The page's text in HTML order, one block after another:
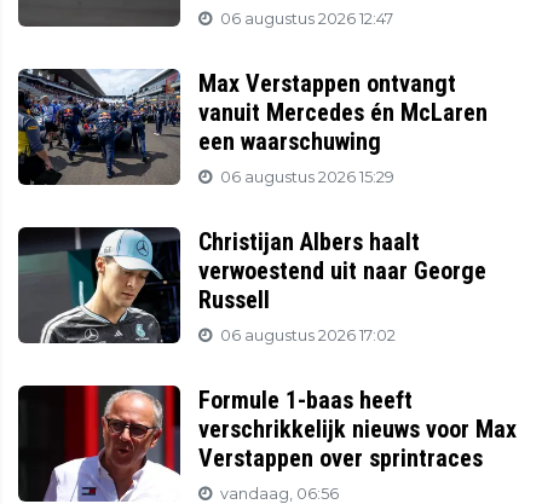
06 augustus 2026 12:47
Max Verstappen ontvangt
vanuit Mercedes én McLaren
een waarschuwing
06 augustus 2026 15:29
Christijan Albers haalt
verwoestend uit naar George
Russell
06 augustus 2026 17:02
Formule 1-baas heeft
verschrikkelijk nieuws voor Max
Verstappen over sprintraces
vandaag, 06:56